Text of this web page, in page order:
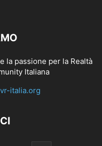
la passione per la Realtà
Italiana
italia.org